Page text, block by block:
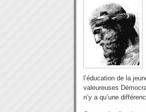
l’éducation de la
valeureuses
n’y a qu’une